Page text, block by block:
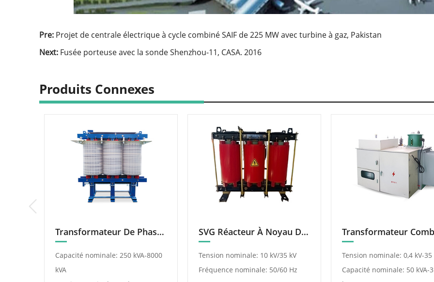
Pre: Projet de centrale électrique à cycle combiné SAIF de 225 MW avec turbine à gaz, Pakistan
Next: Fusée porteuse avec la sonde Shenzhou-11, CASA. 2016
Produits Connexes
Transformateur De Phase Shift Rectificateur
Capacité nominale: 250 kVA-8000
kVA
SVG Réacteur À Noyau De Fer Sec
Tension nominale: 10 kV/35 kV
Fréquence nominale: 50/60 Hz
Tension nominale: 0,4 kV-35
Capacité nominale: 50 kVA-